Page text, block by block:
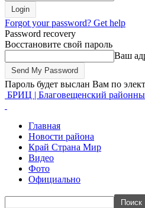
Forgot your password? Get help
Password recovery
Восстановите свой пароль
Ваш
Пароль будет выслан Вам по
БРИЦ | Благовещенский
Главная
Новости района
Край Страна Мир
Видео
Фото
Официально